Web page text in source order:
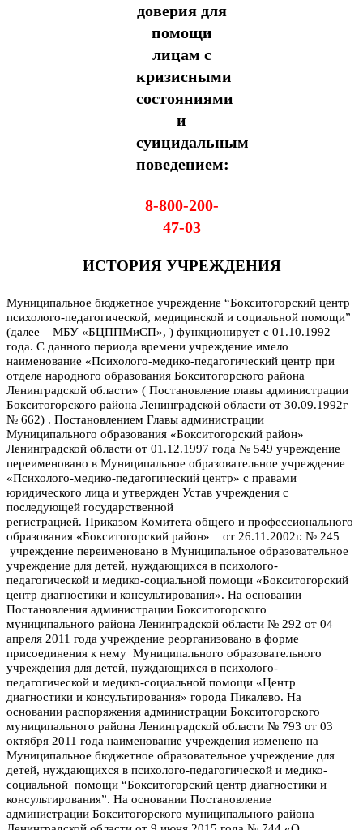
доверия для
помощи
лицам с
кризисными
состояниями
и
суицидальным
поведением:
8-800-200-
47-03
ИСТОРИЯ УЧРЕЖДЕНИЯ
Муниципальное бюджетное учреждение “Бокситогорский центр
психолого-педагогической, медицинской и социальной помощи”
(далее – МБУ «БЦППМиСП», ) функционирует с 01.10.1992
года. С данного периода времени учреждение имело
наименование «Психолого-медико-педагогический центр при
отделе народного образования Бокситогорского района
Ленинградской области» ( Постановление главы администрации
Бокситогорского района Ленинградской области от 30.09.1992г
№ 662) . Постановлением Главы администрации
Муниципального образования «Бокситогорский район»
Ленинградской области от 01.12.1997 года № 549 учреждение
переименовано в Муниципальное образовательное учреждение
«Психолого-медико-педагогический центр» с правами
юридического лица и утвержден Устав учреждения с
последующей государственной
регистрацией. Приказом Комитета общего и профессионального
образования «Бокситогорский район» от 26.11.2002г. № 245
учреждение переименовано в Муниципальное образовательное
учреждение для детей, нуждающихся в психолого-
педагогической и медико-социальной помощи «Бокситогорский
центр диагностики и консультирования». На основании
Постановления администрации Бокситогорского
муниципального района Ленинградской области № 292 от 04
апреля 2011 года учреждение реорганизовано в форме
присоединения к нему Муниципального образовательного
учреждения для детей, нуждающихся в психолого-
педагогической и медико-социальной помощи «Центр
диагностики и консультирования» города Пикалево. На
основании распоряжения администрации Бокситогорского
муниципального района Ленинградской области № 793 от 03
октября 2011 года наименование учреждения изменено на
Муниципальное бюджетное образовательное учреждение для
детей, нуждающихся в психолого-педагогической и медико-
социальной помощи “Бокситогорский центр диагностики и
консультирования”. На основании Постановление
администрации Бокситогорского муниципального района